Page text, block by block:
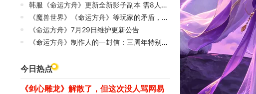
韩服《命运方舟》更新全新影子副本 需8人组队挑战
《魔兽世界》《命运方舟》等玩家的矛盾，就是MMO如今的困境
《命运方舟》7月29日维护更新公告
《命运方舟》制作人的一封信：三周年特别追加福利说明
今日热点
《剑心雕龙》解散了，但这次没人骂网易